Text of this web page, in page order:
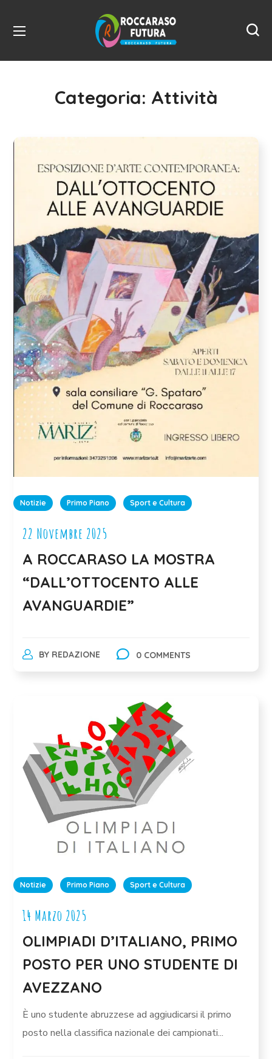
Categoria: Attività
Notizie Primo Piano Sport e Cultura
22 Novembre 2025
A ROCCARASO LA MOSTRA
“DALL’OTTOCENTO ALLE
AVANGUARDIE”
BY REDAZIONE 0 COMMENTS
Notizie Primo Piano Sport e Cultura
14 Marzo 2025
OLIMPIADI D’ITALIANO, PRIMO
POSTO PER UNO STUDENTE DI
AVEZZANO
È uno studente abruzzese ad aggiudicarsi il primo
posto nella classifica nazionale dei campionati...